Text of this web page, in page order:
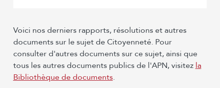
Voici nos derniers rapports, résolutions et autres
documents sur le sujet de Citoyenneté. Pour
consulter d'autres documents sur ce sujet, ainsi que
tous les autres documents publics de l'APN, visitez la
Bibliothèque de documents.